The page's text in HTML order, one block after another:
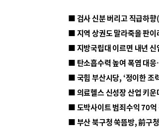
■ 지방국립대 이르면 내년 신
■ 탄소흡수력 높여 폭염 대
■ 의료헬스 신성장 산업 키
■ 도박사이트 범죄수익 70억
■ 부산 북구청 쑥뜸방, 前구